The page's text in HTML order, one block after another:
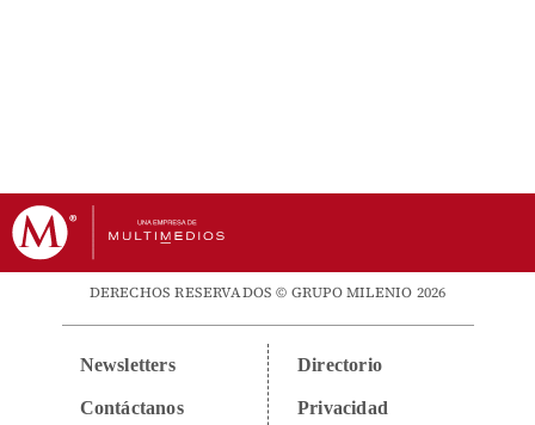
DERECHOS RESERVADOS © GRUPO MILENIO 2026
Newsletters
Contáctanos
Directorio
Privacidad